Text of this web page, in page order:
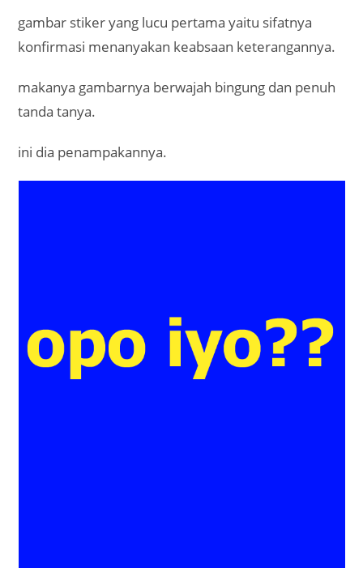
gambar stiker yang lucu pertama yaitu sifatnya
konfirmasi menanyakan keabsaan keterangannya.
makanya gambarnya berwajah bingung dan penuh
tanda tanya.
ini dia penampakannya.